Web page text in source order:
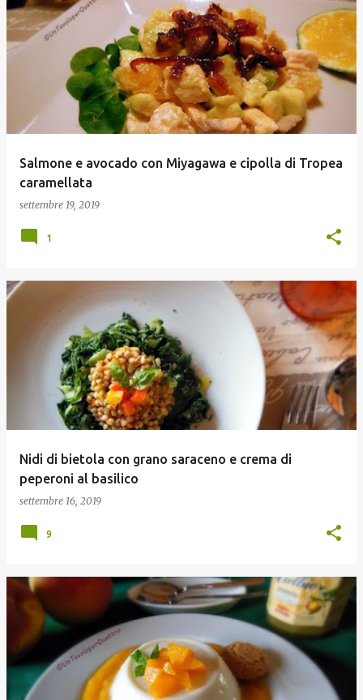
Salmone e avocado con Miyagawa e cipolla di Tropea
caramellata
settembre 19, 2019
1
Nidi di bietola con grano saraceno e crema di
peperoni al basilico
settembre 16, 2019
9